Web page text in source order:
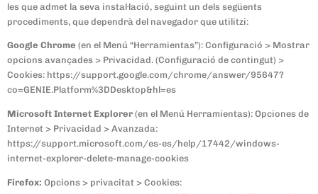
les que admet la seva instal·lació, seguint un dels següents
procediments, que dependrà del navegador que utilitzi:
Google Chrome (en el Menú “Herramientas”): Configuració > Mostrar
opcions avançades > Privacidad. (Configuració de contingut) >
Cookies: https://support.google.com/chrome/answer/95647?
co=GENIE.Platform%3DDesktop&hl=es
Microsoft Internet Explorer (en el Menú Herramientas): Opciones de
Internet > Privacidad > Avanzada:
https://support.microsoft.com/es-es/help/17442/windows-
internet-explorer-delete-manage-cookies
Firefox: Opcions > privacitat > Cookies: